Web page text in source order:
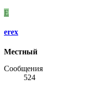
E
erex
Местный
Сообщения
524